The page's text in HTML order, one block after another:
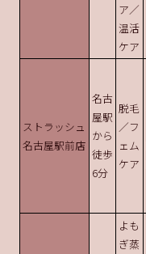
ア／
温活
ケア
ストラッシュ
名古屋駅前店
名古
屋駅
から
徒歩
6分
脱毛
／フ
ェム
ケア
よも
ぎ蒸